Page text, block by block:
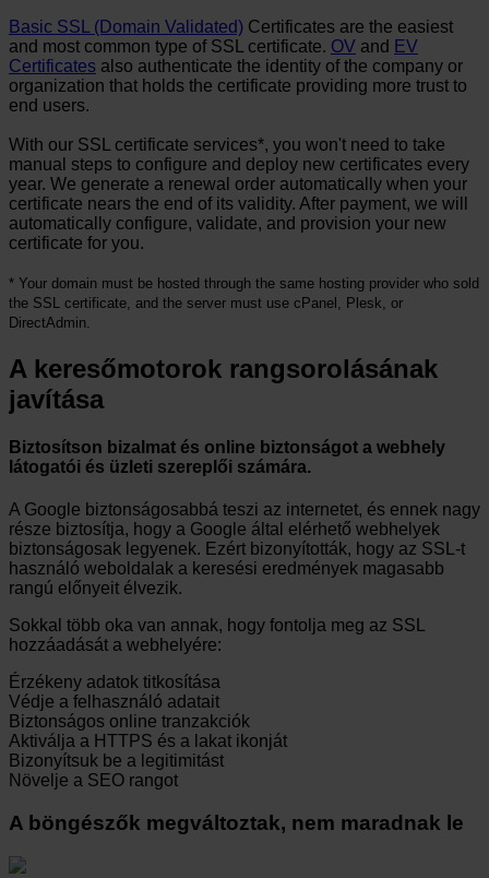
Basic SSL (Domain Validated) Certificates are the easiest
and most common type of SSL certificate. OV and EV
Certificates also authenticate the identity of the company or
organization that holds the certificate providing more trust to
end users.
With our SSL certificate services*, you won't need to take
manual steps to configure and deploy new certificates every
year. We generate a renewal order automatically when your
certificate nears the end of its validity. After payment, we will
automatically configure, validate, and provision your new
certificate for you.
* Your domain must be hosted through the same hosting provider who sold
the SSL certificate, and the server must use cPanel, Plesk, or
DirectAdmin.
A keresőmotorok rangsorolásának
javítása
Biztosítson bizalmat és online biztonságot a webhely
látogatói és üzleti szereplői számára.
A Google biztonságosabbá teszi az internetet, és ennek nagy
része biztosítja, hogy a Google által elérhető webhelyek
biztonságosak legyenek. Ezért bizonyították, hogy az SSL-t
használó weboldalak a keresési eredmények magasabb
rangú előnyeit élvezik.
Sokkal több oka van annak, hogy fontolja meg az SSL
hozzáadását a webhelyére:
Érzékeny adatok titkosítása
Védje a felhasználó adatait
Biztonságos online tranzakciók
Aktiválja a HTTPS és a lakat ikonját
Bizonyítsuk be a legitimitást
Növelje a SEO rangot
A böngészők megváltoztak, nem maradnak le